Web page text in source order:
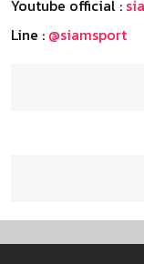
Youtube official :
Line : @siamsport